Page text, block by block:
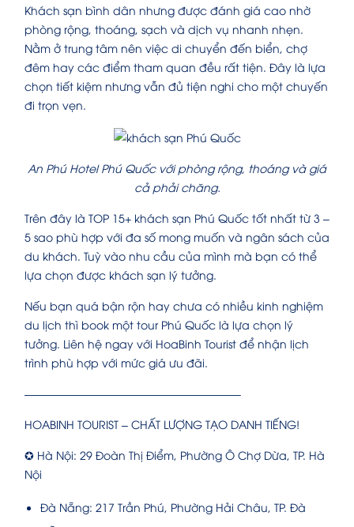
Khách sạn bình dân nhưng được đánh giá cao nhờ
phòng rộng, thoáng, sạch và dịch vụ nhanh nhẹn.
Nằm ở trung tâm nên việc di chuyển đến biển, chợ
đêm hay các điểm tham quan đều rất tiện. Đây là lựa
chọn tiết kiệm nhưng vẫn đủ tiện nghi cho một chuyến
đi trọn vẹn.
An Phú Hotel Phú Quốc với phòng rộng, thoáng và giá
cả phải chăng.
Trên đây là TOP 15+ khách sạn Phú Quốc tốt nhất từ 3 –
5 sao phù hợp với đa số mong muốn và ngân sách của
du khách. Tuỳ vào nhu cầu của mình mà bạn có thể
lựa chọn được khách sạn lý tưởng.
Nếu bạn quá bận rộn hay chưa có nhiều kinh nghiệm
du lịch thì book một tour Phú Quốc là lựa chọn lý
tưởng. Liên hệ ngay với HoaBinh Tourist để nhận lịch
trình phù hợp với mức giá ưu đãi.
———————————————————–
HOABINH TOURIST – CHẤT LƯỢNG TẠO DANH TIẾNG!
✪ Hà Nội: 29 Đoàn Thị Điểm, Phường Ô Chợ Dừa, TP. Hà
Nội
Đà Nẵng: 217 Trần Phú, Phường Hải Châu, TP. Đà